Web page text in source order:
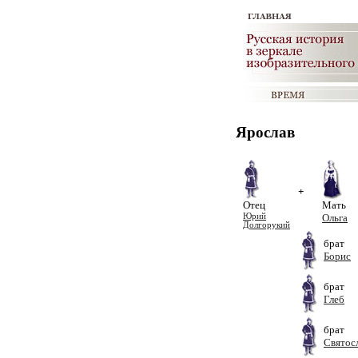
Ярослав
Отец
Юрий
Долгорукий
+
Мать
Ольга
брат
Борис
брат
Глеб
брат